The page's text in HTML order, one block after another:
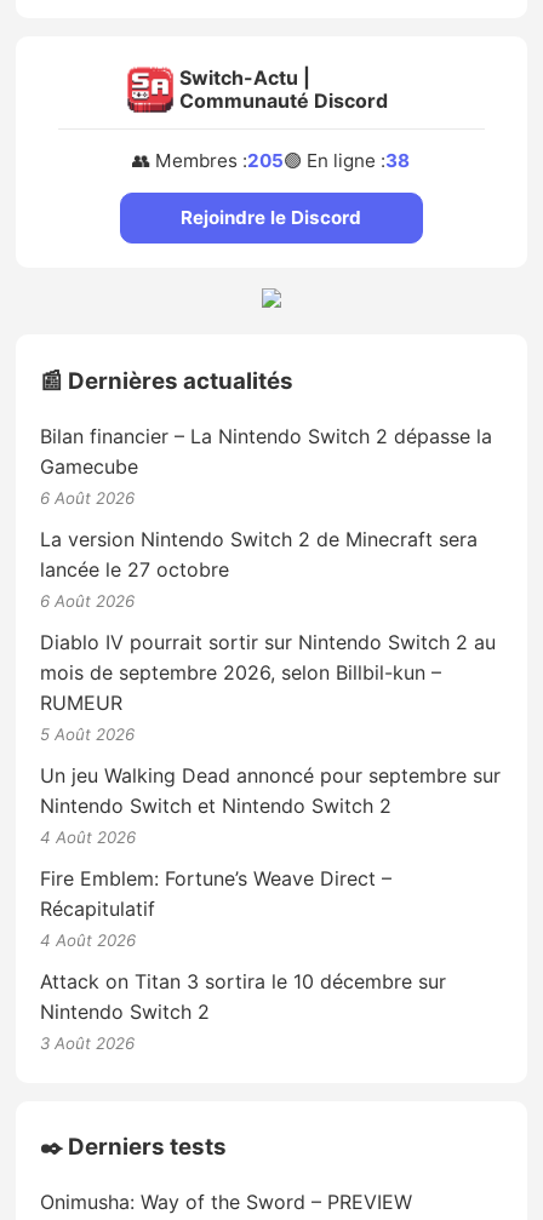
Switch-Actu |
Communauté Discord
👥 Membres :205🟢 En ligne :38
Rejoindre le Discord
📰 Dernières actualités
Bilan financier – La Nintendo Switch 2 dépasse la
Gamecube
6 Août 2026
La version Nintendo Switch 2 de Minecraft sera
lancée le 27 octobre
6 Août 2026
Diablo IV pourrait sortir sur Nintendo Switch 2 au
mois de septembre 2026, selon Billbil-kun –
RUMEUR
5 Août 2026
Un jeu Walking Dead annoncé pour septembre sur
Nintendo Switch et Nintendo Switch 2
4 Août 2026
Fire Emblem: Fortune’s Weave Direct –
Récapitulatif
4 Août 2026
Attack on Titan 3 sortira le 10 décembre sur
Nintendo Switch 2
3 Août 2026
✒️ Derniers tests
Onimusha: Way of the Sword – PREVIEW